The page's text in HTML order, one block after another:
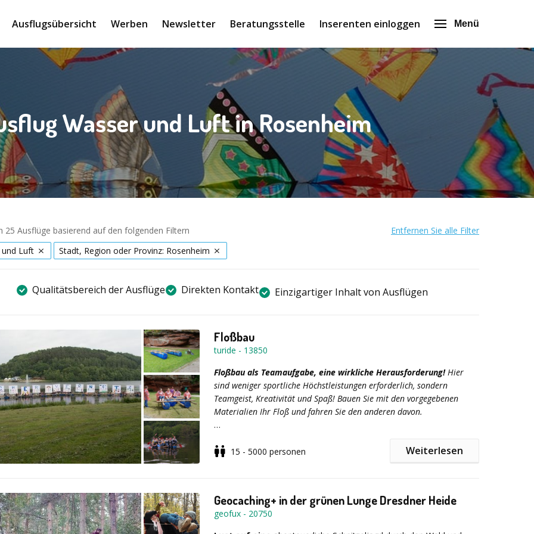
Ausflugsübersicht Werben Newsletter Beratungsstelle Inserenten einloggen Menü
Wasser und Luft in Rosenheim
25 Ausflüge basierend auf den folgenden Filtern
Entfernen Sie alle Filter
und Luft
Stadt, Region oder Provinz: Rosenheim
Qualitätsbereich der Ausflüge Direkten Kontakt Einzigartiger Inhalt von Ausflügen
Floßbau
turide - 13850
Floßbau als Teamaufgabe, eine wirkliche Herausforderung!Hier
sind weniger sportliche Höchstleistungen erforderlich, sondern
Teamgeist, Kreativität und Spaß! Bauen Sie mit den vorgegebenen
Materialien Ihr Floß und fahren Sie den anderen davon.
Dauer: ca. 2 - 4 Stunden (je nach Teilnehmerzahl)
Leistungen:Material zum Floßbau - Professionelle Instrukteure
und Betreuung der Gruppen - Bau von mehreren Flößen (je nach
15 - 5000 personen Weiterlesen
Geocaching+ in der grünen Lunge Dresdner Heide
geofux - 20750